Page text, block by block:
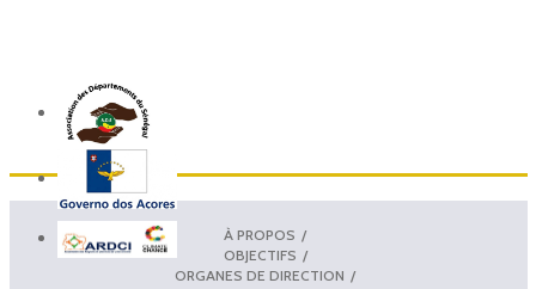
À PROPOS
OBJECTIFS
ORGANES DE DIRECTION